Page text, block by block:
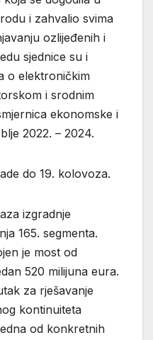
i zahvalio svima
ozlijeđenih i
sjednice su i
o elektroničkim
i srodnim
ekonomske i
2022. – 2024.
do 19. kolovoza.
izgradnje
165. segmenta.
je most od
520 milijuna eura.
za rješavanje
kontinuiteta
od konkretnih